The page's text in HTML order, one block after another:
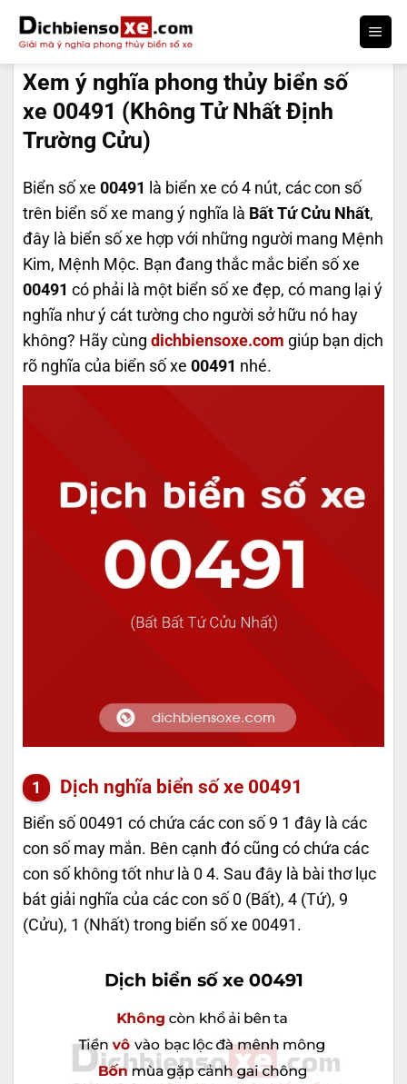
qua
nội
dungXem ý nghĩa phong thủy biển số
xe 00491 (Không Tử Nhất Định
Trường Cửu)
Biển số xe 00491 là biển xe có 4 nút, các con số
trên biển số xe mang ý nghĩa là Bất Tứ Cửu Nhất,
đây là biển số xe hợp với những người mang Mệnh
Kim, Mệnh Mộc. Bạn đang thắc mắc biển số xe
00491 có phải là một biển số xe đẹp, có mang lại ý
nghĩa như ý cát tường cho người sở hữu nó hay
không? Hãy cùng dichbiensoxe.com giúp bạn dịch
rõ nghĩa của biển số xe 00491 nhé.
Dịch nghĩa biển số xe 00491
Biển số 00491 có chứa các con số 9 1 đây là các
con số may mắn. Bên cạnh đó cũng có chứa các
con số không tốt như là 0 4. Sau đây là bài thơ lục
bát giải nghĩa của các con số 0 (Bất), 4 (Tứ), 9
(Cửu), 1 (Nhất) trong biển số xe 00491.